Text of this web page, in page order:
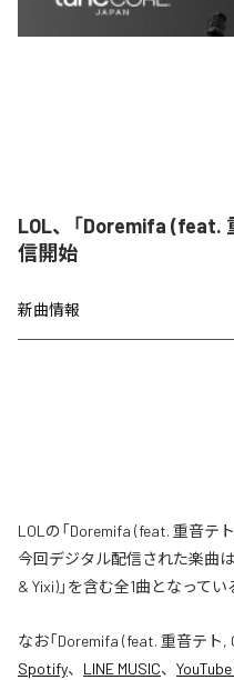
LOL、「Doremifa (feat.
信開始
新曲情報
LOLの「Doremifa (feat. 重音テ
今回デジタル配信された楽曲は
& Yixi)」を含む全1曲となってい
なお「Doremifa (feat. 重音テト,
Spotify、 LINE MUSIC、